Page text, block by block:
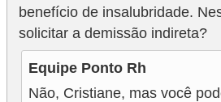
benefício de insalubridade.
solicitar a demissão indireta?
Equipe Ponto Rh
Não, Cristiane, mas você